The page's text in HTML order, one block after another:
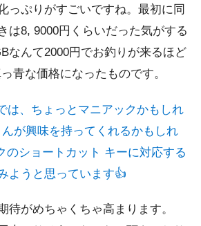
っぷりがすごいですね。最初に同
は8, 9000円くらいだった気がする
なんて2000円でお釣りが来るほど
青な価格になったものです。
は、ちょっとマニアックかもしれ
が興味を持ってくれるかもしれ
のショートカット キーに対応する
ようと思っています👍
待がめちゃくちゃ高まります。